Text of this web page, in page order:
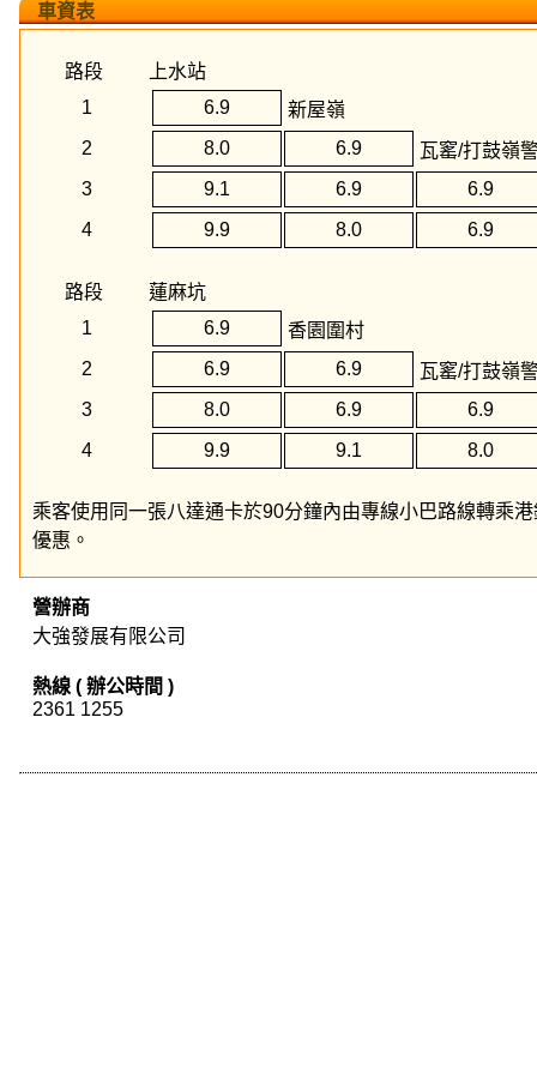
車資表
路段
上水站
1
6.9
新屋嶺
2
8.0 6.9
瓦窰/打鼓嶺
3
9.1 6.9
6.9
4
9.9 8.0 6.9
路段
蓮麻坑
1
6.9
香園圍村
2
6.9 6.9
瓦窰/打鼓嶺
3
8.0 6.9
6.9
4
9.9 9.1 8.0
乘客使用同一張八達通卡於90分鐘內由專線小巴路線轉乘
優惠。
營辦商
大強發展有限公司
熱線 ( 辦公時間 )
2361 1255